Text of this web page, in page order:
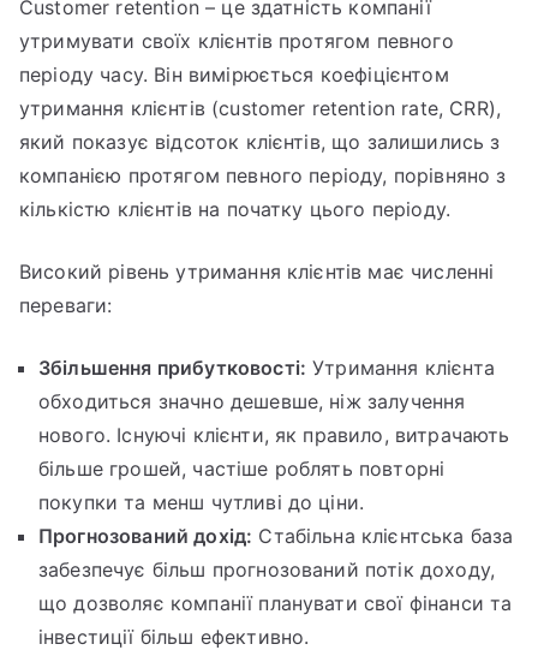
Customer retention – це здатність компанії
утримувати своїх клієнтів протягом певного
періоду часу. Він вимірюється коефіцієнтом
утримання клієнтів (customer retention rate, CRR),
який показує відсоток клієнтів, що залишились з
компанією протягом певного періоду, порівняно з
кількістю клієнтів на початку цього періоду.
Високий рівень утримання клієнтів має численні
переваги:
Збільшення прибутковості: Утримання клієнта
обходиться значно дешевше, ніж залучення
нового. Існуючі клієнти, як правило, витрачають
більше грошей, частіше роблять повторні
покупки та менш чутливі до ціни.
Прогнозований дохід: Стабільна клієнтська база
забезпечує більш прогнозований потік доходу,
що дозволяє компанії планувати свої фінанси та
інвестиції більш ефективно.